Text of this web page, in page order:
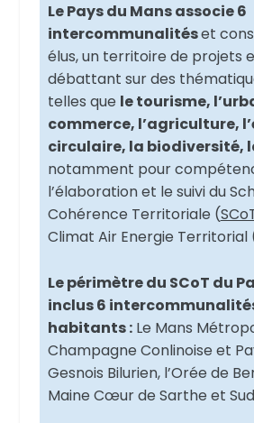
Le Pays du Mans associe 6
intercommunalitéset
élus, un territoire de projets
débattant sur des
telles que le tourisme,
commerce, l’agriculture,
circulaire, la biodiversité,
notamment pour
l’élaboration et le suivi du
Cohérence Territoriale (
Climat Air Energie Territorial
Le périmètre du SCoT du
inclus 6 intercommunalités
habitants : Le Mans
Champagne Conlinoise et
Gesnois Bilurien, l’Orée de
Maine Cœur de Sarthe et